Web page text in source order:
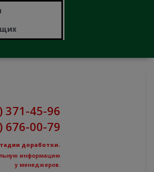
371-45-96
676-00-79
доработки.
информацию
у менеджеров.